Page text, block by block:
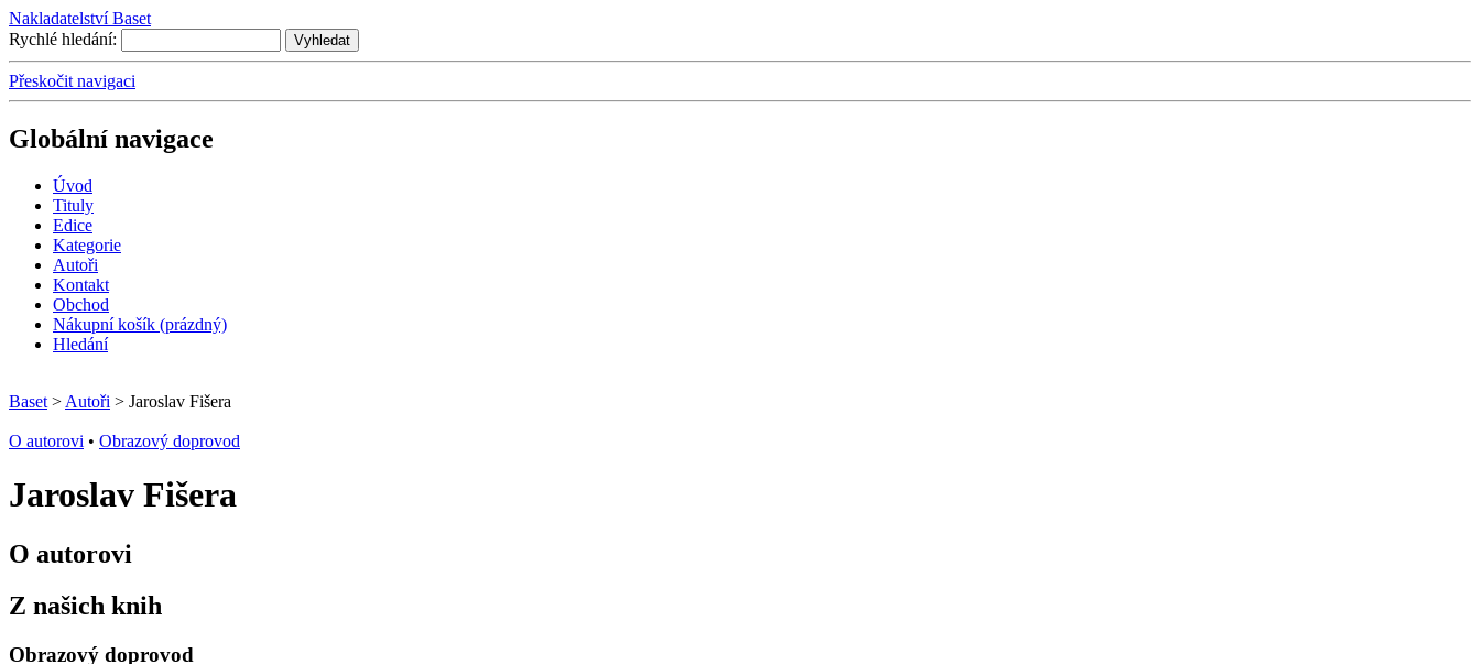
Nakladatelství Baset
Rychlé hledání:
Přeskočit navigaci
Globální navigace
Úvod
Tituly
Edice
Kategorie
Autoři
Kontakt
Obchod
Nákupní košík (prázdný)
Hledání
Baset > Autoři > Jaroslav Fišera
O autorovi • Obrazový doprovod
Jaroslav Fišera
O autorovi
Z našich knih
Obrazový doprovod